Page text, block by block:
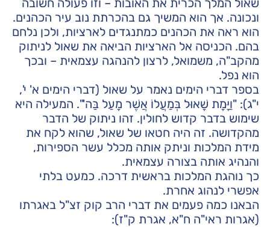
שאול המלך הכרית את האובות – וזו פעולה חשובה
ונכונה. אך הוא המשיך גם בהכרתת נוב עיר הכהנים.
הוא ראה את הכהנים כמתנגדים לארציות, ולכן נלחם
בהם. הכניסה אל הארציות הביאה את שאול לניתוק
מהקב"ה, משמואל, לרצון להנהגה עצמאית – ובכך
הוא נפל.
בספר דברי הימים נאמר על שאול (דברי הימים א' י',
י"ג): "וַיָּמָת שָׁאוּל בְּמַעֲלוֹ אֲשֶׁר מָעַל בַּה'". המעילה היא
שימוש בדבר קדוש לחולין. זהו ניתוק של הדבר
מהקדושה. זה היה חטאו של שאול, שהוא לקח את
מידת המלכות וניתק אותה מכלל עשר הספירות,
והנהיג אותה בצורה עצמאית.
כך נוהגת המלכות בראשית דרכה. כמעט בלתי
אפשרי לנהוג אחרת.
הבאנו כמה פעמים את דברי הרב קוק זצ"ל באגרתו
(אגרות ראי"ה ח"א, אגרת ק"ז):